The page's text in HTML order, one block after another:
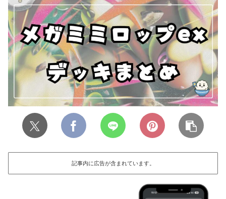
記事内に広告が含まれています。